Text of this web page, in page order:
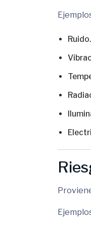
Ruido.